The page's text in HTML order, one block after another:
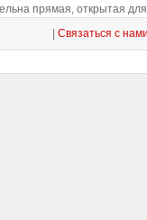
прямая, открытая
Связаться с